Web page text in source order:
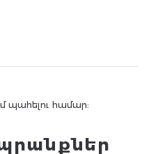
պահելու համար: